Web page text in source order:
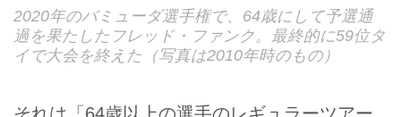
2020年のバミューダ選手権で、64歳にして予選通
過を果たしたフレッド・ファンク。最終的に59位タ
イで大会を終えた（写真は2010年時のもの）